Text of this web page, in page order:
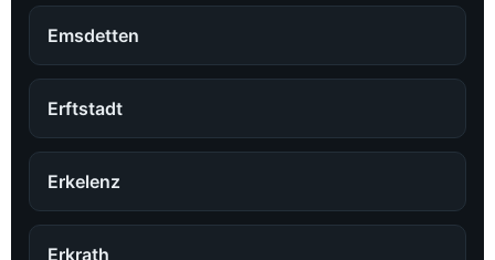
Emsdetten
Erftstadt
Erkelenz
Erkrath